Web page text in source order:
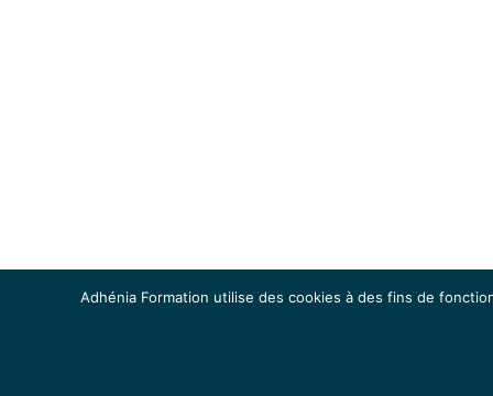
Adhénia Formation utilise des cookies à des fins de